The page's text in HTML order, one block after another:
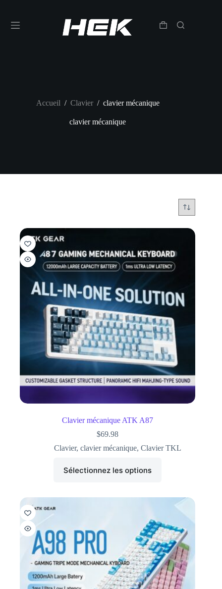
Accueil / Clavier / clavier mécanique
clavier mécanique
Clavier mécanique ATK A87
$69.98
Clavier, clavier mécanique, Clavier TKL
Sélectionnez les options